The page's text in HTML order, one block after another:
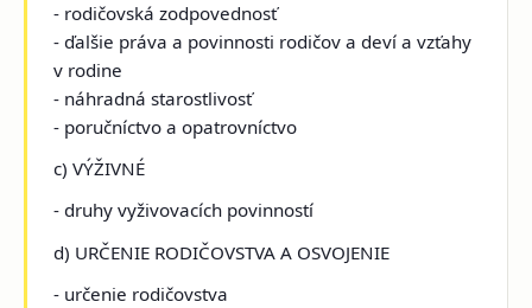
- rodičovská zodpovednosť
- ďalšie práva a povinnosti rodičov a deví a vzťahy
v rodine
- náhradná starostlivosť
- poručníctvo a opatrovníctvo
c) VÝŽIVNÉ
- druhy vyživovacích povinností
d) URČENIE RODIČOVSTVA A OSVOJENIE
- určenie rodičovstva